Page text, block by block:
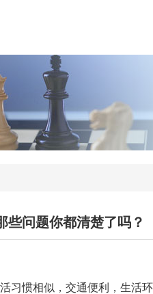
些问题你都清楚了吗？
习惯相似，交通便利，生活